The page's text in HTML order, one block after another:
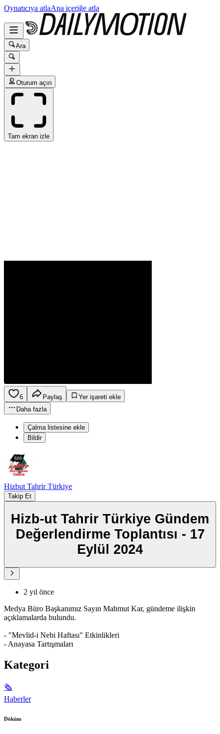
Oynatıcıya atlaAna içeriğe atla
Ara
Oturum açın
Tam ekran izle
6 Paylaş
Yer işareti ekle
Daha fazla
Çalma listesine ekle
Bildir
Hizbut Tahrir Türkiye
Takip Et
Hizb-ut Tahrir Türkiye Gündem
Değerlendirme Toplantısı - 17
Eylül 2024
2 yıl önce
Medya Büro Başkanımız Sayın Mahmut Kar, gündeme ilişkin
açıklamalarda bulundu.
- "Mevlid-i Nebi Haftası" Etkinlikleri
- Anayasa Tartışmaları
Kategori
🗞
Haberler
Döküm